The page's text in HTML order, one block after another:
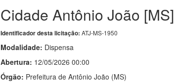
Cidade Antônio João [MS]
Identificador desta licitação: ATJ-MS-1950
Modalidade: Dispensa
Abertura: 12/05/2026 00:00
Órgão: Prefeitura de Antônio João (MS)